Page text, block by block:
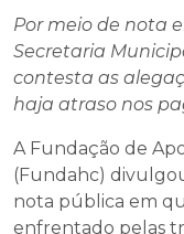
Por meio de nota
Secretaria
contesta as
haja atraso nos
A Fundação de
(Fundahc)
nota pública em
enfrentado pelas